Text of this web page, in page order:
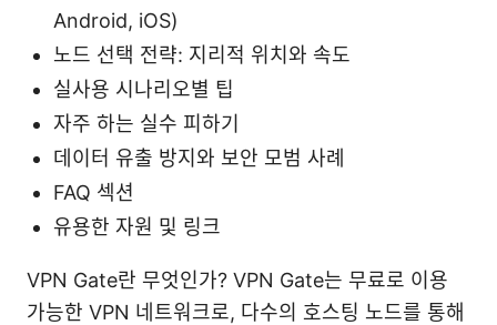
Android, iOS)
노드 선택 전략: 지리적 위치와 속도
실사용 시나리오별 팁
자주 하는 실수 피하기
데이터 유출 방지와 보안 모범 사례
FAQ 섹션
유용한 자원 및 링크
VPN Gate란 무엇인가? VPN Gate는 무료로 이용
가능한 VPN 네트워크로, 다수의 호스팅 노드를 통해